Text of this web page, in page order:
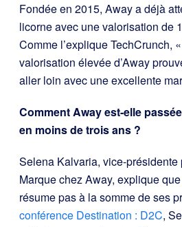
Fondée en 2015, Away a déjà
licorne avec une valorisation de
Comme l’explique TechCrunch,
valorisation élevée d’Away
aller loin avec une excellente
Comment Away est-elle
en moins de trois ans ?
Selena Kalvaria, vice-
Marque chez Away, explique
résume pas à la somme de ses
conférence Destination : D2C,